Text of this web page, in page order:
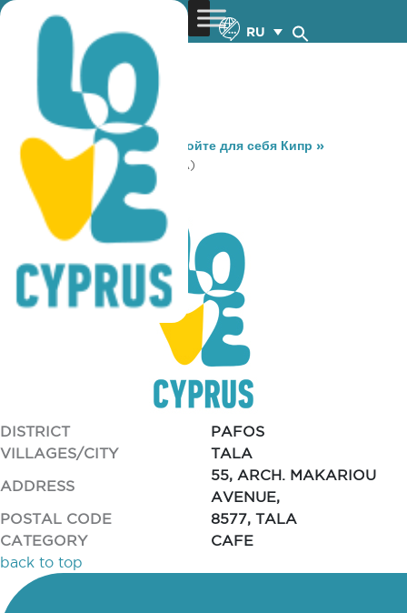
RU
You are here: Home »Откройте для себя Кипр »
Gastronomy
» CLIFF (TALA)
CLIFF (TALA)
DISTRICT
PAFOS
VILLAGES/CITY
TALA
ADDRESS
55, ARCH. MAKARIOU
AVENUE,
POSTAL CODE
8577, TALA
CATEGORY
CAFE
back to top